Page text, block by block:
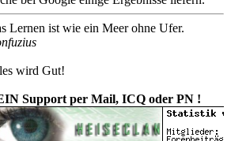
Lernen ist wie ein Meer ohne Ufer.
wird Gut!
Support per Mail, ICQ oder PN !